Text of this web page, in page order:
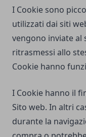
I Cookie sono
utilizzati dai siti
vengono inviate al
ritrasmessi allo
Cookie hanno
I Cookie hanno il
Sito web. In altri
durante la